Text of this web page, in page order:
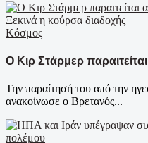
Κόσμος
Ο Κιρ Στάρμερ
Την παραίτησή του από την
ανακοίνωσε ο Βρετανός...